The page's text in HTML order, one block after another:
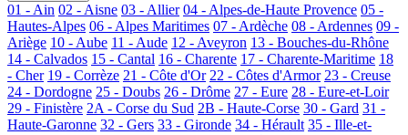
01 - Ain 02 - Aisne 03 - Allier 04 - Alpes-de-Haute Provence 05 -
Hautes-Alpes 06 - Alpes Maritimes 07 - Ardèche 08 - Ardennes 09 -
Ariège 10 - Aube 11 - Aude 12 - Aveyron 13 - Bouches-du-Rhône
14 - Calvados 15 - Cantal 16 - Charente 17 - Charente-Maritime 18
- Cher 19 - Corrèze 21 - Côte d'Or 22 - Côtes d'Armor 23 - Creuse
24 - Dordogne 25 - Doubs 26 - Drôme 27 - Eure 28 - Eure-et-Loir
29 - Finistère 2A - Corse du Sud 2B - Haute-Corse 30 - Gard 31 -
Haute-Garonne 32 - Gers 33 - Gironde 34 - Hérault 35 - Ille-et-